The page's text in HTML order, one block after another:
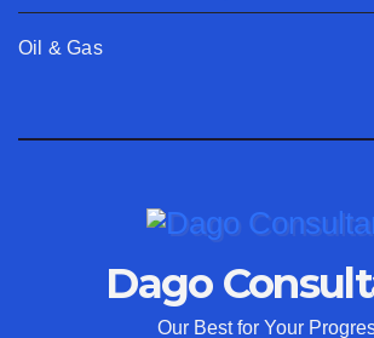
Oil & Gas
Dago
Our Best for Your